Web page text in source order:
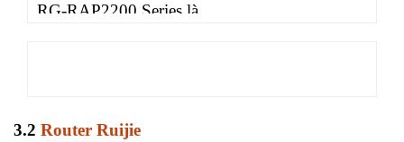
RG-RAP2200 Series là…
3.2 Router Ruijie